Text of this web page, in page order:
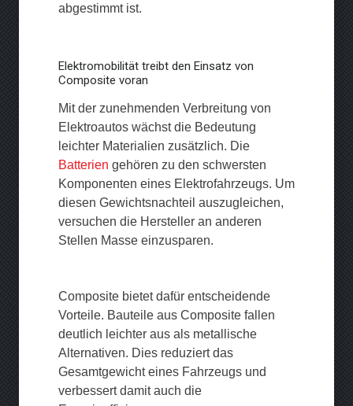
abgestimmt ist.
Elektromobilität treibt den Einsatz von
Composite voran
Mit der zunehmenden Verbreitung von
Elektroautos wächst die Bedeutung
leichter Materialien zusätzlich. Die
Batterien gehören zu den schwersten
Komponenten eines Elektrofahrzeugs. Um
diesen Gewichtsnachteil auszugleichen,
versuchen die Hersteller an anderen
Stellen Masse einzusparen.
Composite bietet dafür entscheidende
Vorteile. Bauteile aus Composite fallen
deutlich leichter aus als metallische
Alternativen. Dies reduziert das
Gesamtgewicht eines Fahrzeugs und
verbessert damit auch die